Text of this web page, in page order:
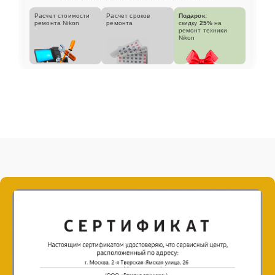
Расчет стоимости
ремонта Nikon
Расчет сроков
ремонта
Подарок:
скидку 25% на
ремонт техники
Nikon